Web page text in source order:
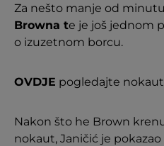
Za nešto manje od
Browna te je još jednom
o izuzetnom borcu.
OVDJE pogledajte
Nakon što he Brown
nokaut, Janičić je